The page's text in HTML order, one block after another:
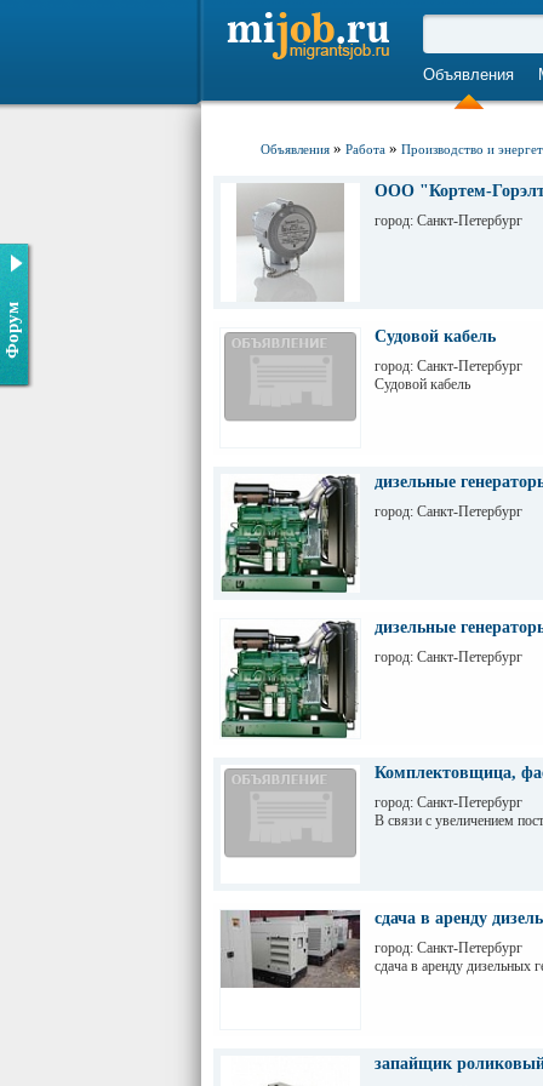
Объявления
Форум
Объявления » Работа » Производство и
ООО "Кортем-
город: Санкт-Петербург
Судовой кабель
город: Санкт-Петербург
Судовой кабель
дизельные
город: Санкт-Петербург
дизельные
город: Санкт-Петербург
Комплектовщица,
город: Санкт-Петербург
В связи с увеличением
сдача в аренду
город: Санкт-Петербург
сдача в аренду дизельных
запайщик